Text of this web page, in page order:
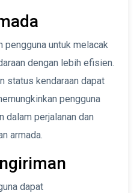
pengguna untuk melacak
dengan lebih efisien.
status kendaraan dapat
pengguna
dalam perjalanan dan
armada.
dapat